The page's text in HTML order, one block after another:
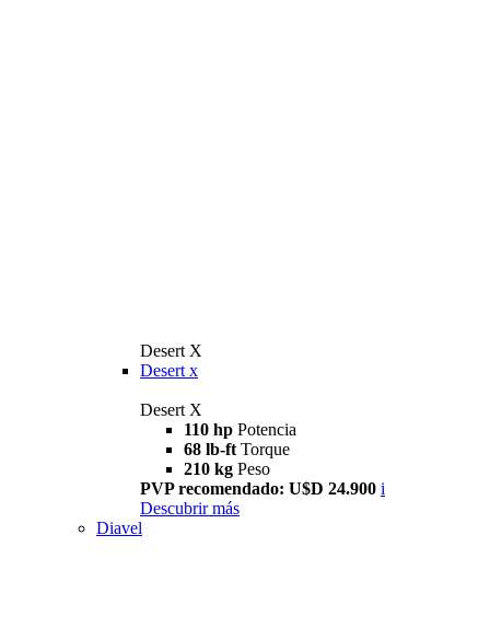
Desert X
Desert x
Desert X
110 hp Potencia
68 lb-ft Torque
210 kg Peso
PVP recomendado: U$D 24.900 i
Descubrir más
Diavel